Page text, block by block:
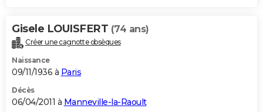
Gisele LOUISFERT (74 ans)
Créer une cagnotte obsèques
Naissance
09/11/1936 à Paris
Décès
06/04/2011 à Manneville-la-Raoult